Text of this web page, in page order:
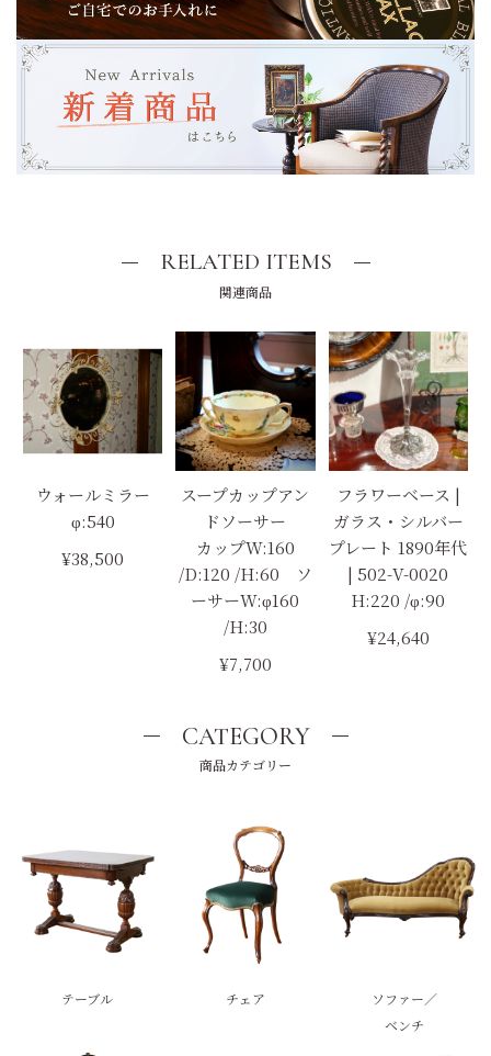
RELATED ITEMS
関連商品
ウォールミラー
φ:540
¥38,500
スープカップアン
ドソーサー
カップW:160
/D:120 /H:60 ソ
ーサーW:φ160
/H:30
¥7,700
フラワーベース |
ガラス・シルバー
プレート 1890年代
| 502-V-0020
H:220 /φ:90
¥24,640
CATEGORY
商品カテゴリー
テーブル チェア
ソファー／
ベンチ